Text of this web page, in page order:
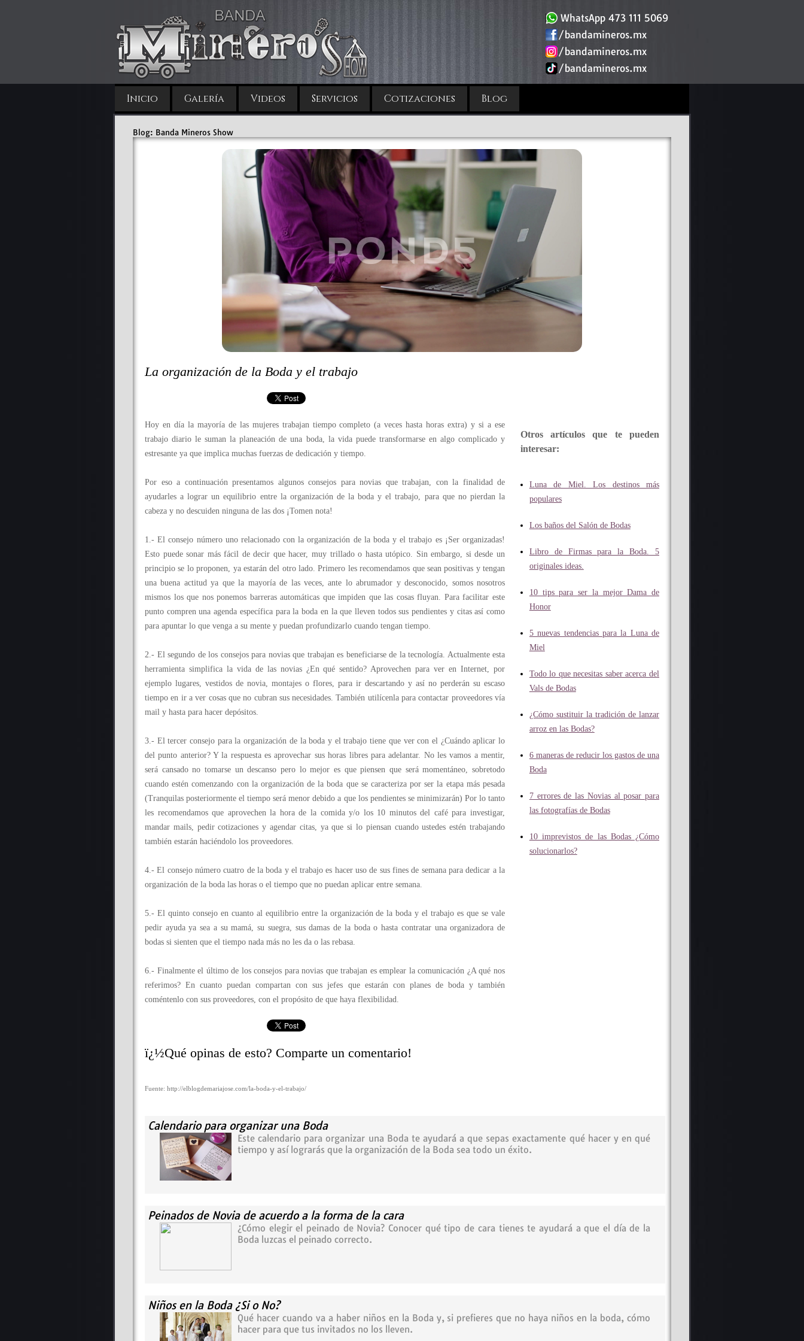
WhatsApp 473 111 5069
/bandamineros.mx
/bandamineros.mx
/bandamineros.mx
Inicio Galería Videos Servicios Cotizaciones Blog
Blog: Banda Mineros Show
La organización de la Boda y el trabajo
Hoy en día la mayoría de las mujeres trabajan tiempo completo (a veces hasta horas extra) y si a ese
trabajo diario le suman la planeación de una boda, la vida puede transformarse en algo complicado y
estresante ya que implica muchas fuerzas de dedicación y tiempo.
Por eso a continuación presentamos algunos consejos para novias que trabajan, con la finalidad de
ayudarles a lograr un equilibrio entre la organización de la boda y el trabajo, para que no pierdan la
cabeza y no descuiden ninguna de las dos ¡Tomen nota!
1.- El consejo número uno relacionado con la organización de la boda y el trabajo es ¡Ser organizadas!
Esto puede sonar más fácil de decir que hacer, muy trillado o hasta utópico. Sin embargo, si desde un
principio se lo proponen, ya estarán del otro lado. Primero les recomendamos que sean positivas y tengan
una buena actitud ya que la mayoría de las veces, ante lo abrumador y desconocido, somos nosotros
mismos los que nos ponemos barreras automáticas que impiden que las cosas fluyan. Para facilitar este
punto compren una agenda específica para la boda en la que lleven todos sus pendientes y citas así como
para apuntar lo que venga a su mente y puedan profundizarlo cuando tengan tiempo.
2.- El segundo de los consejos para novias que trabajan es beneficiarse de la tecnología. Actualmente esta
herramienta simplifica la vida de las novias ¿En qué sentido? Aprovechen para ver en Internet, por
ejemplo lugares, vestidos de novia, montajes o flores, para ir descartando y así no perderán su escaso
tiempo en ir a ver cosas que no cubran sus necesidades. También utilícenla para contactar proveedores vía
mail y hasta para hacer depósitos.
3.- El tercer consejo para la organización de la boda y el trabajo tiene que ver con el ¿Cuándo aplicar lo
del punto anterior? Y la respuesta es aprovechar sus horas libres para adelantar. No les vamos a mentir,
será cansado no tomarse un descanso pero lo mejor es que piensen que será momentáneo, sobretodo
cuando estén comenzando con la organización de la boda que se caracteriza por ser la etapa más pesada
(Tranquilas posteriormente el tiempo será menor debido a que los pendientes se minimizarán) Por lo tanto
les recomendamos que aprovechen la hora de la comida y/o los 10 minutos del café para investigar,
mandar mails, pedir cotizaciones y agendar citas, ya que si lo piensan cuando ustedes estén trabajando
también estarán haciéndolo los proveedores.
4.- El consejo número cuatro de la boda y el trabajo es hacer uso de sus fines de semana para dedicar a la
organización de la boda las horas o el tiempo que no puedan aplicar entre semana.
5.- El quinto consejo en cuanto al equilibrio entre la organización de la boda y el trabajo es que se vale
pedir ayuda ya sea a su mamá, su suegra, sus damas de la boda o hasta contratar una organizadora de
bodas si sienten que el tiempo nada más no les da o las rebasa.
6.- Finalmente el último de los consejos para novias que trabajan es emplear la comunicación ¿A qué nos
referimos? En cuanto puedan compartan con sus jefes que estarán con planes de boda y también
coméntenlo con sus proveedores, con el propósito de que haya flexibilidad.
Otros artículos que te pueden
interesar:
Luna de Miel. Los destinos más
populares
Los baños del Salón de Bodas
Libro de Firmas para la Boda. 5
originales ideas.
10 tips para ser la mejor Dama de
Honor
5 nuevas tendencias para la Luna de
Miel
Todo lo que necesitas saber acerca del
Vals de Bodas
¿Cómo sustituir la tradición de lanzar
arroz en las Bodas?
6 maneras de reducir los gastos de una
Boda
7 errores de las Novias al posar para
las fotografías de Bodas
10 imprevistos de las Bodas ¿Cómo
solucionarlos?
ï¿½Qué opinas de esto? Comparte un comentario!
Fuente: http://elblogdemariajose.com/la-boda-y-el-trabajo/
Calendario para organizar una Boda
Este calendario para organizar una Boda te ayudará a que sepas exactamente qué hacer y en qué
tiempo y así lograrás que la organización de la Boda sea todo un éxito.
Peinados de Novia de acuerdo a la forma de la cara
¿Cómo elegir el peinado de Novia? Conocer qué tipo de cara tienes te ayudará a que el día de la
Boda luzcas el peinado correcto.
Niños en la Boda ¿Si o No?
Qué hacer cuando va a haber niños en la Boda y, si prefieres que no haya niños en la boda, cómo
hacer para que tus invitados no los lleven.